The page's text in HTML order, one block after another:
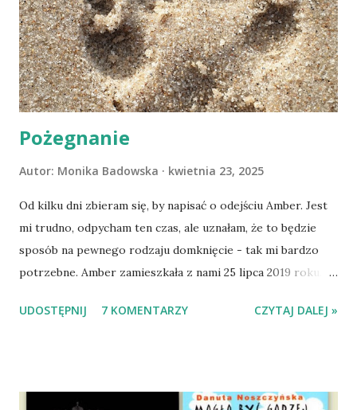
Pożegnanie
Autor: Monika Badowska kwietnia 23, 2025
Od kilku dni zbieram się, by napisać o odejściu Amber. Jest
mi trudno, odpycham ten czas, ale uznałam, że to będzie
sposób na pewnego rodzaju domknięcie - tak mi bardzo
potrzebne. Amber zamieszkała z nami 25 lipca 2019 roku.
Mazowieckim, pojechaliśmy na wizytę zapoznawczą, a kilka
wspólnego życia przeczytacie TUTAJ i TUTAJ . Gdy już
UDOSTĘPNIJ 7 KOMENTARZY CZYTAJ DALEJ »